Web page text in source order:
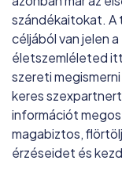
szándékaitokat.
céljából van jelen
életszemléleted
szereti
keres
információt
magabiztos,
érzéseidet és